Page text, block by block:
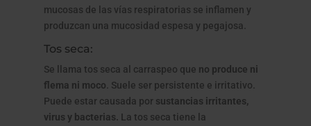
mucosas de las vías respiratorias se inflamen y
produzcan una mucosidad espesa y pegajosa.
Tos seca:
Se llama tos seca al carraspeo que no produce ni
flema ni moco . Suele ser persistente e irritativo.
Puede estar causada por sustancias irritantes,
virus y bacterias. La tos seca tiene la